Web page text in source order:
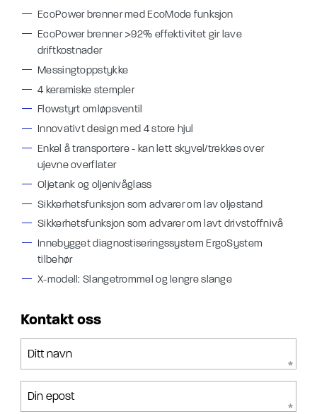
EcoPower brenner med EcoMode funksjon
EcoPower brenner >92% effektivitet gir lave
driftkostnader
Messingtoppstykke
4 keramiske stempler
Flowstyrt omløpsventil
Innovativt design med 4 store hjul
Enkel å transportere - kan lett skyvel/trekkes over
ujevne overflater
Oljetank og oljenivåglass
Sikkerhetsfunksjon som advarer om lav oljestand
Sikkerhetsfunksjon som advarer om lavt drivstoffnivå
Innebygget diagnostiseringssystem ErgoSystem
tilbehør
X-modell: Slangetrommel og lengre slange
Kontakt oss
Ditt navn
Din epost